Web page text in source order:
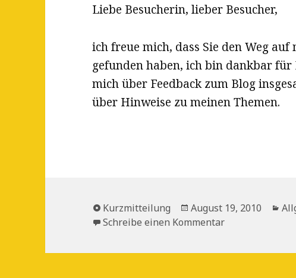
Liebe Besucherin, lieber Besucher,
ich freue mich, dass Sie den Weg
gefunden haben, ich bin dankbar
mich über Feedback zum Blog
über Hinweise zu meinen Themen.
Format
Kurzmitteilung
Veröffentlicht
am
August 19, 2010
Schreibe einen Kommentarzu Herzlich